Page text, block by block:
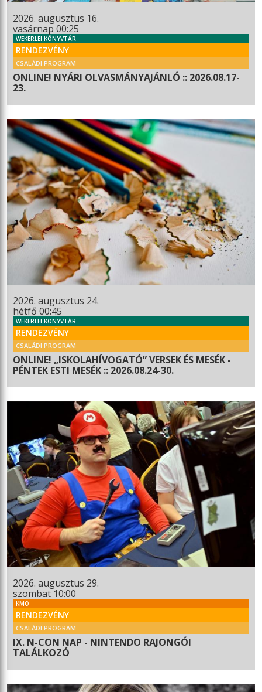
2026. augusztus 16.
vasárnap 00:25
WEKERLEI KÖNYVTÁR
RENDEZVÉNY
CSALÁDI PROGRAM
ONLINE! NYÁRI OLVASMÁNYAJÁNLÓ :: 2026.08.17-
23.
2026. augusztus 24.
hétfő 00:45
WEKERLEI KÖNYVTÁR
RENDEZVÉNY
CSALÁDI PROGRAM
ONLINE! „ISKOLAHÍVOGATÓ” VERSEK ÉS MESÉK -
PÉNTEK ESTI MESÉK :: 2026.08.24-30.
2026. augusztus 29.
szombat 10:00
KMO
RENDEZVÉNY
CSALÁDI PROGRAM
IX. N-CON NAP - NINTENDO RAJONGÓI
TALÁLKOZÓ